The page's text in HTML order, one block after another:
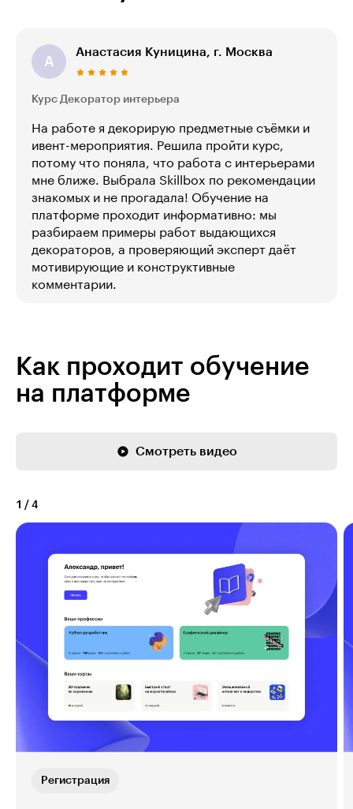
А
Анастасия Куницина, г. Москва
Курс Декоратор интерьера
На работе я декорирую предметные съёмки и
ивент-мероприятия. Решила пройти курс,
потому что поняла, что работа с интерьерами
мне ближе. Выбрала Skillbox по рекомендации
знакомых и не прогадала! Обучение на
платформе проходит информативно: мы
разбираем примеры работ выдающихся
декораторов, а проверяющий эксперт даёт
мотивирующие и конструктивные
комментарии.
Как проходит обучение
на платформе
Смотреть видео
1 / 4
Регистрация